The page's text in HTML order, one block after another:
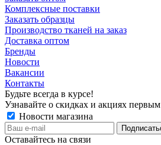
Комплексные поставки
Заказать образцы
Производство тканей на заказ
Доставка оптом
Бренды
Новости
Вакансии
Контакты
Будьте всегда в курсе!
Узнавайте о скидках и акциях первым
Новости магазина
Оставайтесь на связи